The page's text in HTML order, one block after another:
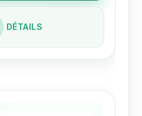
DÉTAILS